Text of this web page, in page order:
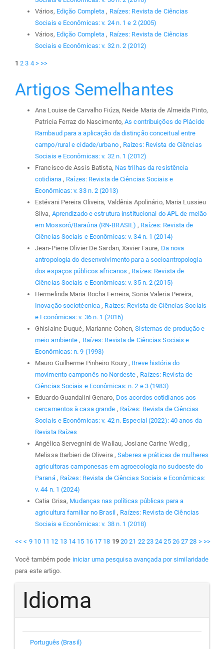
Vários, Edição Completa, Raízes: Revista de Ciências
Sociais e Econômicas: v. 24 n. 1 e 2 (2005)
Vários, Edição Completa, Raízes: Revista de Ciências
Sociais e Econômicas: v. 32 n. 2 (2012)
1 2 3 4 > >>
Artigos Semelhantes
Ana Louise de Carvalho Fiúza, Neide Maria de Almeida Pinto,
Patricia Ferraz do Nascimento,As contribuições de Plácide
Rambaud para a aplicação da distinção conceitual entre
campo/rural e cidade/urbano , Raízes: Revista de Ciências
Sociais e Econômicas: v. 32 n. 1 (2012)
Francisco de Assis Batista, Nas trilhas da resistência
cotidiana , Raízes: Revista de Ciências Sociais e
Econômicas: v. 33 n. 2 (2013)
Estévani Pereira Oliveira, Valdênia Apolinário, Maria Lussieu
Silva, Aprendizado e estrutura institucional do APL de melão
em Mossoró/Baraúna (RN-BRASIL), Raízes: Revista de
Ciências Sociais e Econômicas: v. 34 n. 1 (2014)
Jean-Pierre Olivier De Sardan, Xavier Faure, Da nova
antropologia do desenvolvimento para a socioantropologia
dos espaços públicos africanos, Raízes: Revista de
Ciências Sociais e Econômicas: v. 35 n. 2 (2015)
Hermelinda Maria Rocha Ferreira, Sonia Valeria Pereira,
Inovação sociotécnica, Raízes: Revista de Ciências Sociais
e Econômicas: v. 36 n. 1 (2016)
Ghislaine Duqué, Marianne Cohen,Sistemas de produção e
meio ambiente, Raízes: Revista de Ciências Sociais e
Econômicas: n. 9 (1993)
Mauro Guilherme Pinheiro Koury , Breve história do
movimento camponês no Nordeste, Raízes: Revista de
Ciências Sociais e Econômicas: n. 2 e 3 (1983)
Eduardo Guandalini Genaro, Dos acordos cotidianos aos
cercamentos à casa grande , Raízes: Revista de Ciências
Sociais e Econômicas: v. 42 n. Especial (2022): 40 anos da
Revista Raízes
Angélica Servegnini de Wallau, Josiane Carine Wedig ,
Melissa Barbieri de Oliveira ,Saberes e práticas de mulheres
agricultoras camponesas em agroecologia no sudoeste do
Paraná , Raízes: Revista de Ciências Sociais e Econômicas:
v. 44 n. 1 (2024)
Catia Grisa, Mudanças nas políticas públicas para a
agricultura familiar no Brasil, Raízes: Revista de Ciências
Sociais e Econômicas: v. 38 n. 1 (2018)
<< < 9 10 11 12 13 14 15 16 17 18 19 20 21 22 23 24 25 26 27 28 > >>
Você também pode iniciar uma pesquisa avançada por similaridade
para este artigo.
Idioma
Português (Brasil)